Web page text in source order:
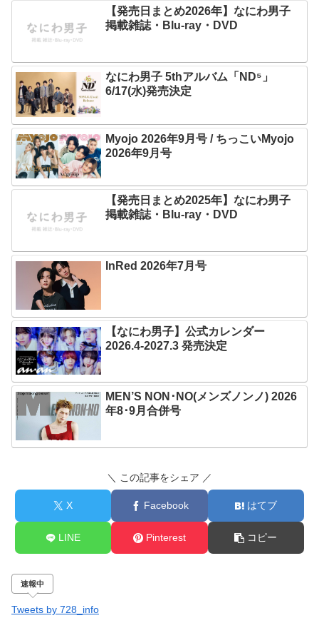
【発売日まとめ2026年】なにわ男子
掲載雑誌・Blu-ray・DVD
なにわ男子 5thアルバム「ND⁵」
6/17(水)発売決定
Myojo 2026年9月号 / ちっこいMyojo
2026年9月号
【発売日まとめ2025年】なにわ男子
掲載雑誌・Blu-ray・DVD
InRed 2026年7月号
【なにわ男子】公式カレンダー
2026.4-2027.3 発売決定
MEN’S NON･NO(メンズノンノ) 2026
年8･9月合併号
＼ この記事をシェア ／
X Facebook はてブ
LINE Pinterest コピー
速報中
Tweets by 728_info